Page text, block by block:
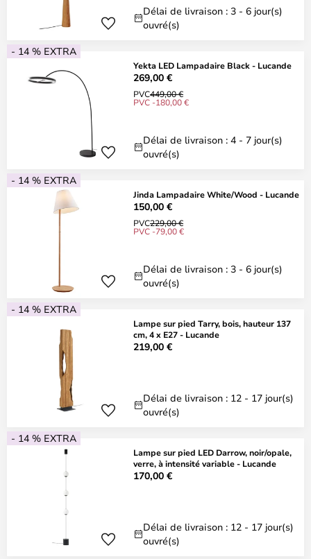
Délai de livraison : 3 - 6 jour(s)
ouvré(s)
- 14 % EXTRA
Yekta LED Lampadaire Black - Lucande
269,00 €
PVC449,00 €
PVC -180,00 €
Délai de livraison : 4 - 7 jour(s)
ouvré(s)
- 14 % EXTRA
Jinda Lampadaire White/Wood - Lucande
150,00 €
PVC229,00 €
PVC -79,00 €
Délai de livraison : 3 - 6 jour(s)
ouvré(s)
- 14 % EXTRA
Lampe sur pied Tarry, bois, hauteur 137
cm, 4 x E27 - Lucande
219,00 €
Délai de livraison : 12 - 17 jour(s)
ouvré(s)
- 14 % EXTRA
Lampe sur pied LED Darrow, noir/opale,
verre, à intensité variable - Lucande
170,00 €
Délai de livraison : 12 - 17 jour(s)
ouvré(s)